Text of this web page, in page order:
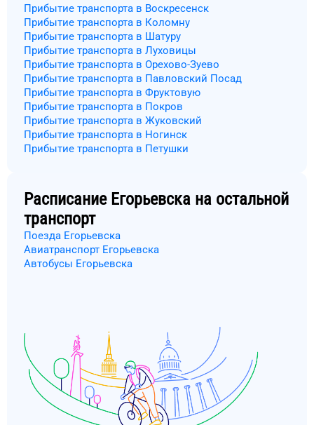
Прибытие транспорта в Воскресенск
Прибытие транспорта в Коломну
Прибытие транспорта в Шатуру
Прибытие транспорта в Луховицы
Прибытие транспорта в Орехово-Зуево
Прибытие транспорта в Павловский Посад
Прибытие транспорта в Фруктовую
Прибытие транспорта в Покров
Прибытие транспорта в Жуковский
Прибытие транспорта в Ногинск
Прибытие транспорта в Петушки
Расписание Егорьевска на остальной
транспорт
Поезда Егорьевска
Авиатранспорт Егорьевска
Автобусы Егорьевска